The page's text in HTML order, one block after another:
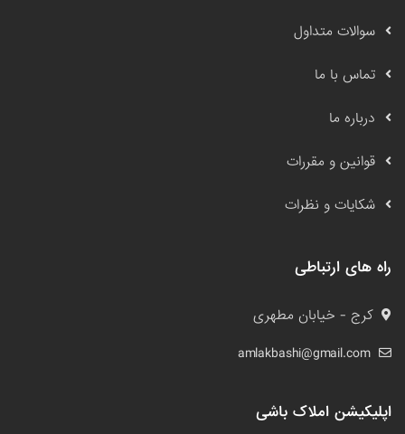
سوالات متداول
تماس با ما
درباره ما
قوانین و مقررات
شکایات و نظرات
راه های ارتباطی
کرج - خیابان مطهری
amlakbashi@gmail.com
اپلیکیشن املاک باشی